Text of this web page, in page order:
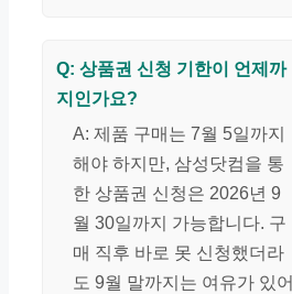
Q: 상품권 신청 기한이 언제까
지인가요?
A: 제품 구매는 7월 5일까지
해야 하지만, 삼성닷컴을 통
한 상품권 신청은 2026년 9
월 30일까지 가능합니다. 구
매 직후 바로 못 신청했더라
도 9월 말까지는 여유가 있어